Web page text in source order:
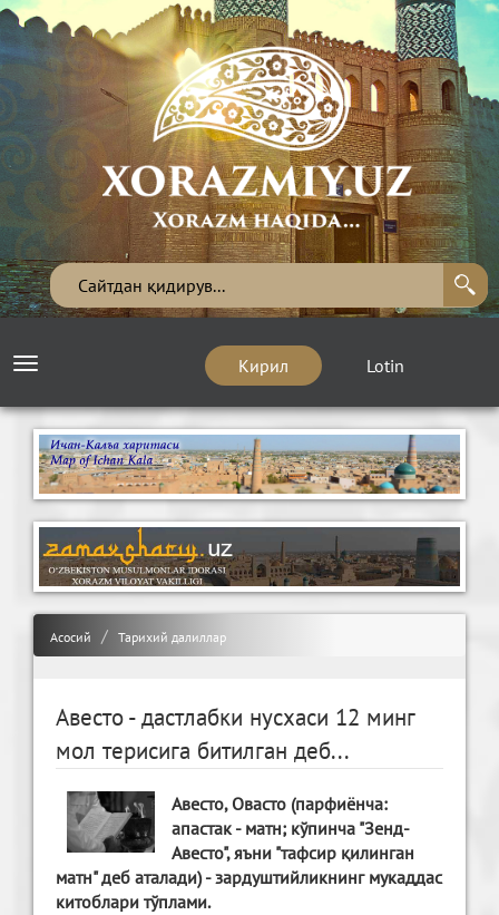
Кирил Lotin
Toggle
Асосий Тарихий далиллар
Авесто - дастлабки нусхаси 12 минг
мол терисига битилган деб...
Авесто, Овасто (парфиёнча:
апастак - матн; кўпинча "Зенд-
Авесто", яъни "тафсир қилинган
матн" деб аталади) - зардуштийликнинг мукаддас
китоблари тўплами.